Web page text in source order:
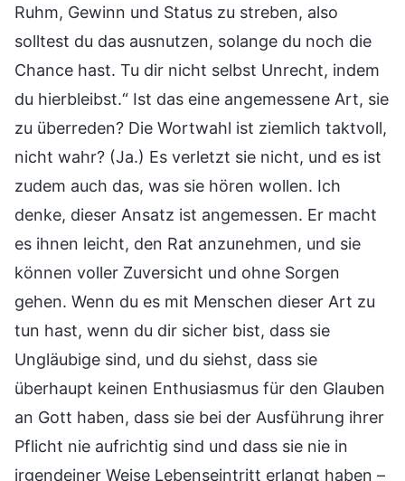
Ruhm, Gewinn und Status zu streben, also
solltest du das ausnutzen, solange du noch die
Chance hast. Tu dir nicht selbst Unrecht, indem
du hierbleibst.“ Ist das eine angemessene Art, sie
zu überreden? Die Wortwahl ist ziemlich taktvoll,
nicht wahr? (Ja.) Es verletzt sie nicht, und es ist
zudem auch das, was sie hören wollen. Ich
denke, dieser Ansatz ist angemessen. Er macht
es ihnen leicht, den Rat anzunehmen, und sie
können voller Zuversicht und ohne Sorgen
gehen. Wenn du es mit Menschen dieser Art zu
tun hast, wenn du dir sicher bist, dass sie
Ungläubige sind, und du siehst, dass sie
überhaupt keinen Enthusiasmus für den Glauben
an Gott haben, dass sie bei der Ausführung ihrer
Pflicht nie aufrichtig sind und dass sie nie in
irgendeiner Weise Lebenseintritt erlangt haben –